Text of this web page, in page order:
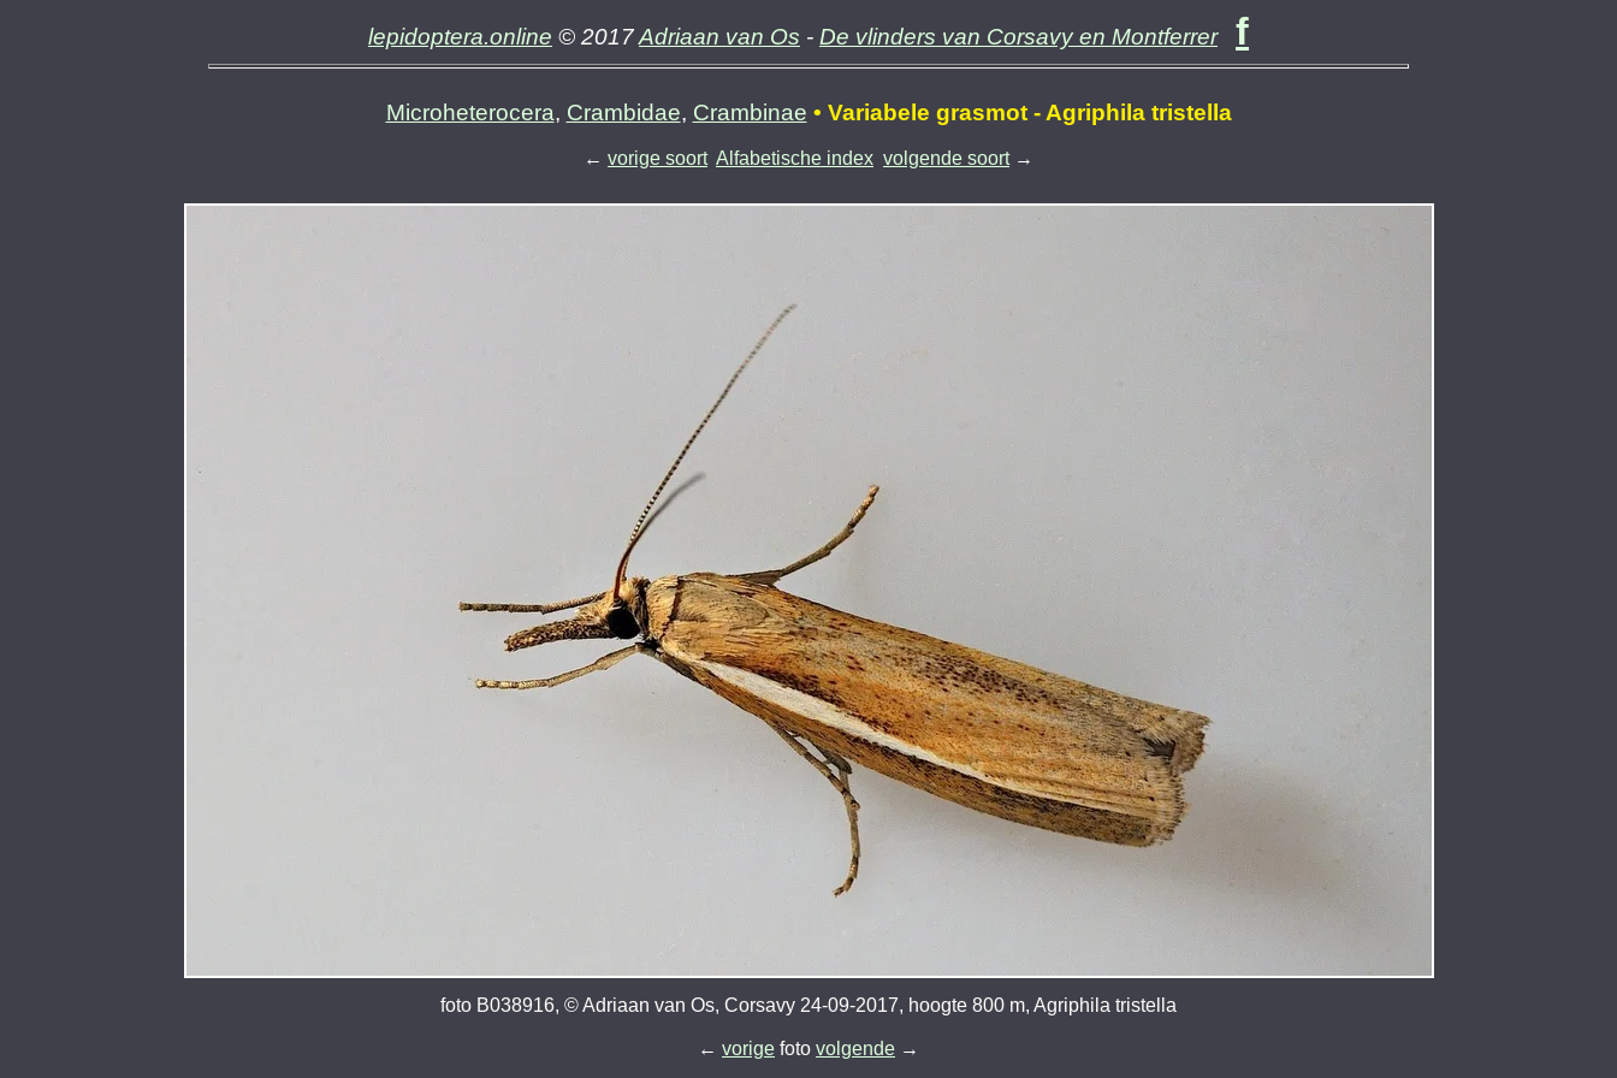
lepidoptera.online © 2017Adriaan van Os - De vlinders van Corsavy en Montferrer f
Microheterocera, Crambidae, Crambinae • Variabele grasmot - Agriphila tristella
← vorige soort Alfabetische index volgende soort→
foto B038916, © Adriaan van Os, Corsavy 24-09-2017, hoogte 800 m, Agriphila tristella
← vorige foto volgende →